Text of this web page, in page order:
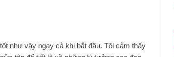
như vậy ngay cả khi bắt đầu. Tôi cảm thấy